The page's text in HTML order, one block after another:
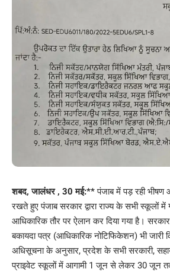
शबद, जालंधर , 30 मई:**पंजाब में पड़ रही भीषण
रखते हुए पंजाब सरकार द्वारा राज्य के सभी स्कूलों में
आधिकारिक तौर पर ऐलान कर दिया गया है।
बकायदा पत्र (आधिकारिक नोटिफिकेशन) भी जारी
अधिसूचना के अनुसार, प्रदेश के सभी सरकारी,
प्राइवेट स्कूलों में आगामी 1 जून से लेकर 30 जून तक